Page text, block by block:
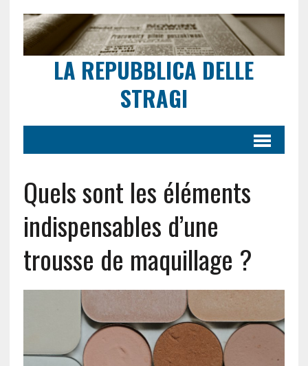
LA REPUBBLICA DELLE
STRAGI
Quels sont les éléments
indispensables d’une
trousse de maquillage ?